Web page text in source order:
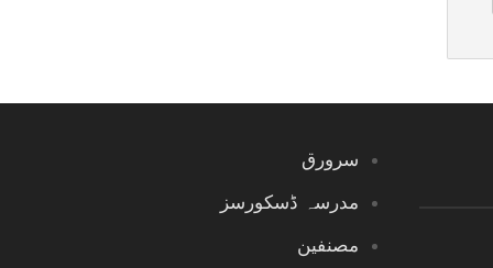
سرورق
مدرسہ ڈسکورسز
مصنفین